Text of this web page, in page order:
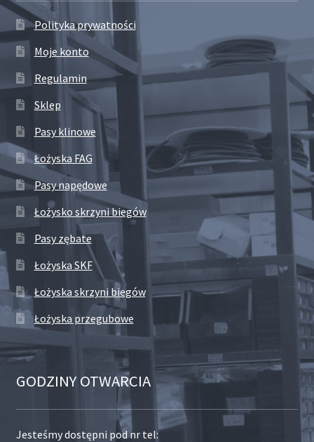
Polityka prywatności
Moje konto
Regulamin
Sklep
Pasy klinowe
Łożyska FAG
Pasy napędowe
Łożysko skrzyni biegów
Pasy zębate
Łożyska SKF
Łożyska skrzyni biegów
Łożyska przegubowe
GODZINY OTWARCIA
Jesteśmy dostępni pod nr tel: